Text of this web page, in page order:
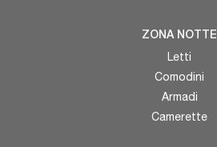
ZONA NOTTE
Letti
Comodini
Armadi
Camerette